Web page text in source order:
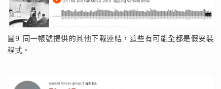
圖9 同一帳號提供的其他下載連結，這些有可能全都是假安裝
程式。